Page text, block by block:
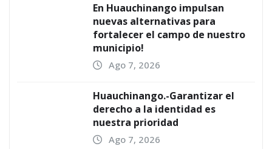
En Huauchinango impulsan
nuevas alternativas para
fortalecer el campo de nuestro
municipio!
Ago 7, 2026
Huauchinango.-Garantizar el
derecho a la identidad es
nuestra prioridad
Ago 7, 2026